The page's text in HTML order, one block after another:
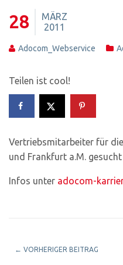
28
MÄRZ
2011
Adocom_Webservice
Teilen ist cool!
Vertriebsmitarbeiter für
und Frankfurt a.M. gesucht
Infos unter adocom-
← VORHERIGER BEITRAG